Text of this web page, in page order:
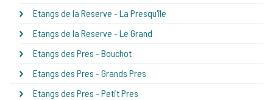
Etangs de la Reserve - La Presqu'île
Etangs de la Reserve - Le Grand
Etangs des Pres - Bouchot
Etangs des Pres - Grands Pres
Etangs des Pres - Petit Pres